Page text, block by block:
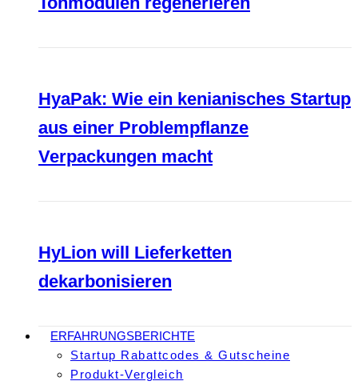
HyaPak: Wie ein kenianisches Startup
aus einer Problempflanze
Verpackungen macht
HyLion will Lieferketten
dekarbonisieren
ERFAHRUNGSBERICHTE
Startup Rabattcodes & Gutscheine
Produkt-Vergleich